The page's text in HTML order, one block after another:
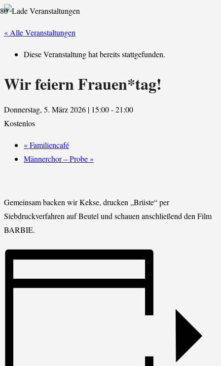
« Alle Veranstaltungen
Diese Veranstaltung hat bereits stattgefunden.
Wir feiern Frauen*tag!
Donnerstag, 5. März 2026 | 15:00-21:00
Kostenlos
«Familiencafé
Männerchor – Probe»
Gemeinsam backen wir Kekse, drucken „Brüste“ per
Siebdruckverfahren auf Beutel und schauen anschließend den Film
BARBIE.